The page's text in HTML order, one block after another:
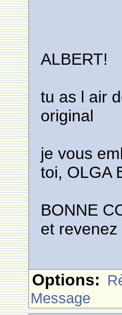
ALBERT!
tu as l air
original
je vous
toi, OLGA
BONNE
et
Options:
Message